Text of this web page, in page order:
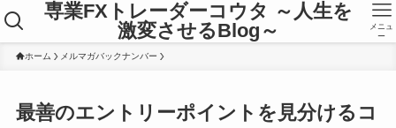
専業FXトレーダーコウタ ～人生を
激変させるBlog～
メニュ
ー
ホーム メルマガバックナンバー
最善のエントリーポイントを見分けるコ